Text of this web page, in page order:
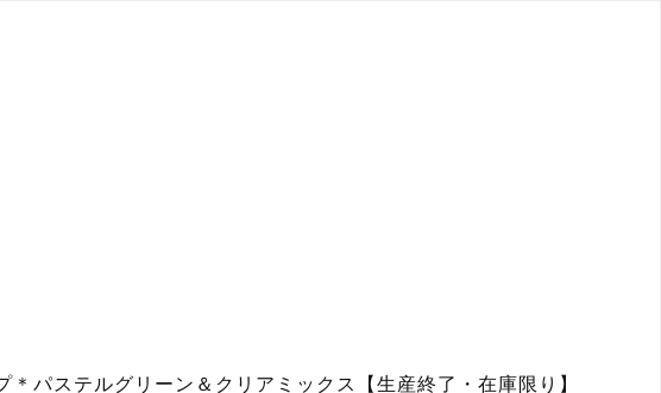
パステルグリーン＆クリアミックス【生産終了・在庫限り】